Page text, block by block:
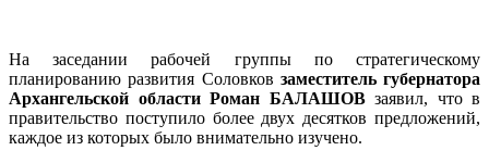
На заседании рабочей группы по стратегическому
планированию развития Соловков заместитель губернатора
Архангельской области Роман БАЛАШОВ заявил, что в
правительство поступило более двух десятков предложений,
каждое из которых было внимательно изучено.